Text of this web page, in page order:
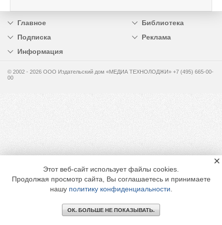
Главное
Библиотека
Подписка
Реклама
Информация
© 2002 - 2026 OOO Издательский дом «МЕДИА ТЕХНОЛОДЖИ» +7 (495) 665-00-
00
Этот веб-сайт использует файлы cookies.
Продолжая просмотр сайта, Вы соглашаетесь и принимаете
нашу политику конфиденциальности
ОК. БОЛЬШЕ НЕ ПОКАЗЫВАТЬ.
×